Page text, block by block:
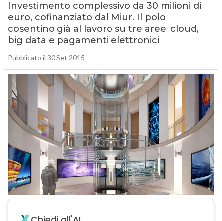
Investimento complessivo da 30 milioni di
euro, cofinanziato dal Miur. Il polo
cosentino già al lavoro su tre aree: cloud,
big data e pagamenti elettronici
Pubblicato il 30 Set 2015